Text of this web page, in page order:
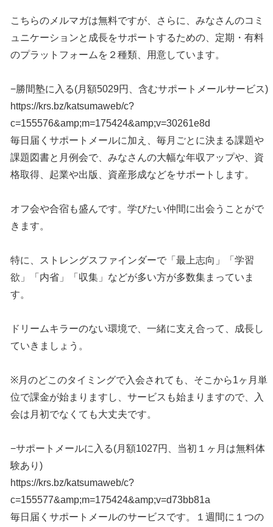
こちらのメルマガは無料ですが、さらに、みなさんのコミ
ュニケーションと成長をサポートするための、定期・有料
のプラットフォームを２種類、用意しています。
−勝間塾に入る(月額5029円、含むサポートメールサービス)
https://krs.bz/katsumaweb/c?
c=155576&amp;m=175424&amp;v=30261e8d
毎日届くサポートメールに加え、毎月ごとに決まる課題や
課題図書と月例会で、みなさんの大幅な年収アップや、資
格取得、起業や出版、資産形成などをサポートします。
オフ会や合宿も盛んです。学びたい仲間に出会うことがで
きます。
特に、ストレングスファインダーで「最上志向」「学習
欲」「内省」「収集」などが多い方が多数集まっていま
す。
ドリームキラーのない環境で、一緒に支え合って、成長し
ていきましょう。
※月のどこのタイミングで入会されても、そこから1ヶ月単
位で課金が始まりますし、サービスも始まりますので、入
会は月初でなくても大丈夫です。
−サポートメールに入る(月額1027円、当初１ヶ月は無料体
験あり)
https://krs.bz/katsumaweb/c?
c=155577&amp;m=175424&amp;v=d73bb81a
毎日届くサポートメールのサービスです。１週間に１つの